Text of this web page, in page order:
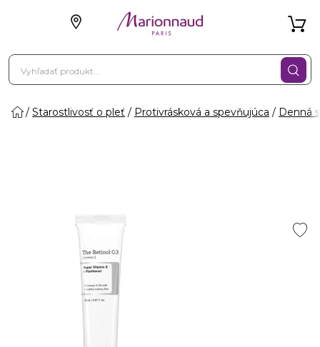
Starostlivosť o pleť Protivrásková a spevňujúca Denná